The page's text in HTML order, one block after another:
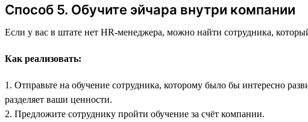
Способ 5. Обучите эйчара внутри компании
Если у вас в штате нет HR-менеджера, можно найти сотрудника,
Как реализовать:
1. Отправьте на обучение сотрудника, которому было бы интересно
разделяет ваши ценности.
2. Предложите сотруднику пройти обучение за счёт компании.